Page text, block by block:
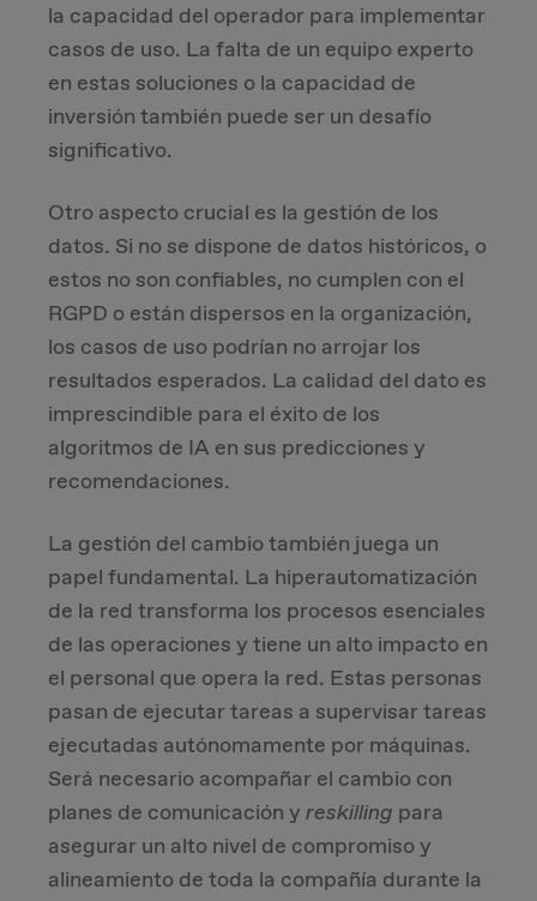
la capacidad del operador para implementar
casos de uso. La falta de un equipo experto
en estas soluciones o la capacidad de
inversión también puede ser un desafío
significativo.
Otro aspecto crucial es la gestión de los
datos. Si no se dispone de datos históricos, o
estos no son confiables, no cumplen con el
RGPD o están dispersos en la organización,
los casos de uso podrían no arrojar los
resultados esperados. La calidad del dato es
imprescindible para el éxito de los
algoritmos de IA en sus predicciones y
recomendaciones.
La gestión del cambio también juega un
papel fundamental. La hiperautomatización
de la red transforma los procesos esenciales
de las operaciones y tiene un alto impacto en
el personal que opera la red. Estas personas
pasan de ejecutar tareas a supervisar tareas
ejecutadas autónomamente por máquinas.
Será necesario acompañar el cambio con
planes de comunicación y reskilling para
asegurar un alto nivel de compromiso y
alineamiento de toda la compañía durante la